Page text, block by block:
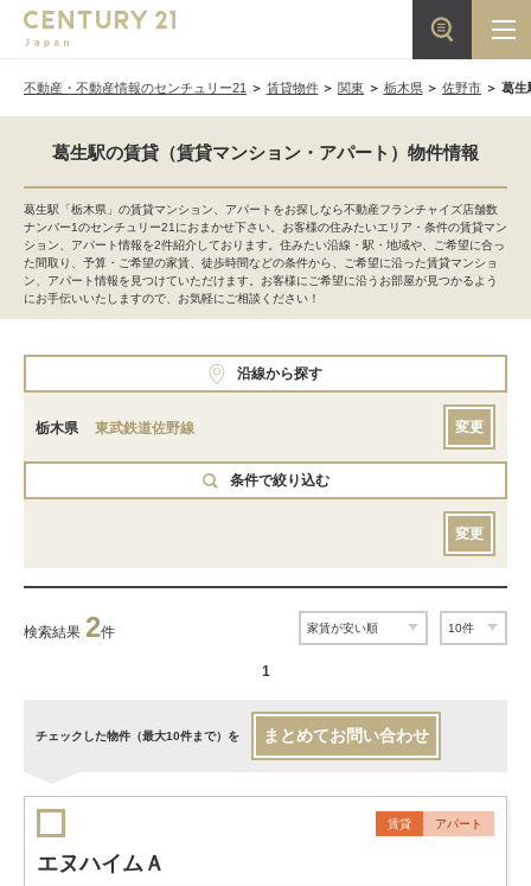
不動産・不動産情報のセンチュリー21 賃貸物件 関東 栃木県 佐野市 葛生
葛生駅の賃貸（賃貸マンション・アパート）物件情報
葛生駅「栃木県」の賃貸マンション、アパートをお探しなら不動産フランチャイズ店舗数
ナンバー1のセンチュリー21におまかせ下さい。お客様の住みたいエリア・条件の賃貸マン
ション、アパート情報を2件紹介しております。住みたい沿線・駅・地域や、ご希望に合っ
た間取り、予算・ご希望の家賃、徒歩時間などの条件から、ご希望に沿った賃貸マンショ
ン、アパート情報を見つけていただけます。お客様にご希望に沿うお部屋が見つかるよう
にお手伝いいたしますので、お気軽にご相談ください！
沿線から探す
栃木県 東武鉄道佐野線 変更
条件で絞り込む
変更
検索結果 2件
1
チェックした物件（最大10件まで）を まとめてお問い合わせ
賃貸 アパート
エヌハイムＡ